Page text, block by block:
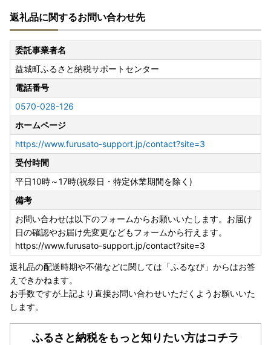
返礼品に関するお問い合わせ先
委託事業者名
益城町ふるさと納税サポートセンター
電話番号
0570-028-126
ホームページ
https://www.furusato-support.jp/contact?site=3
受付時間
平日10時～17時(祝祭日・特定休業期間を除く)
備考
お問い合わせは以下のフォームからお願いいたします。お届け
日の確認やお届け先変更などもフォームから行えます。
https://www.furusato-support.jp/contact?site=3
返礼品の配送時期や不備などに関しては「ふるなび」からはお答
えできかねます。
お手数ですが上記より直接お問い合わせいただくようお願いいた
します。
ふるさと納税をもっと知りたい方はコチラ